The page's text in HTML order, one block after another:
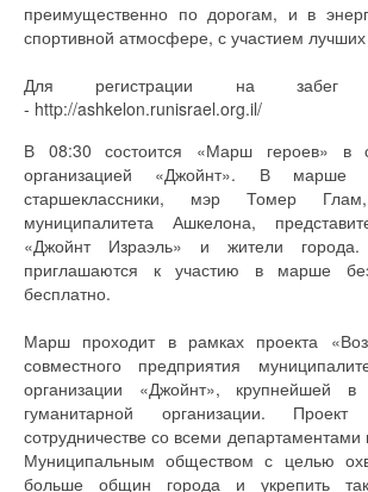
преимущественно по дорогам, и в
спортивной атмосфере, с участием
Для регистрации на забег
- http://ashkelon.runisrael.org.il/
В 08:30 состоится «Марш героев» в
организацией «Джойнт». В марше
старшеклассники, мэр Томер Глам,
муниципалитета Ашкелона,
«Джойнт Израэль» и жители
приглашаются к участию в марше
бесплатно.
Марш проходит в рамках проекта
совместного предприятия
организации «Джойнт», крупнейшей
гуманитарной организации.
сотрудничестве со всеми
Муниципальным обществом с целью
больше общин города и укрепить